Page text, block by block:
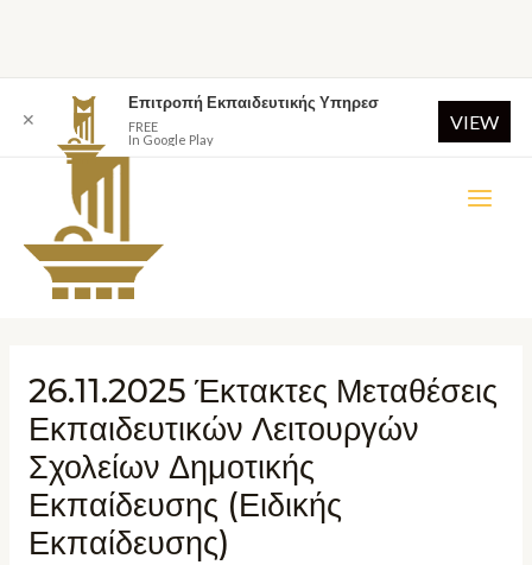
26.11.2025 Έκτακτες Μεταθέσεις
Εκπαιδευτικών Λειτουργών
Σχολείων Δημοτικής
Εκπαίδευσης (Ειδικής
Εκπαίδευσης)
✕
Επιτροπή Εκπαιδευτικής Υπηρεσ
FREE
In Google Play
VIEW